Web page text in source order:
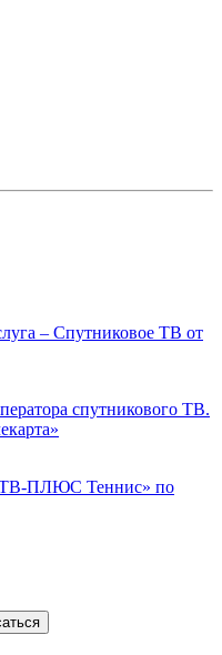
– Спутниковое ТВ от
спутникового ТВ.
ПЛЮС Теннис» по